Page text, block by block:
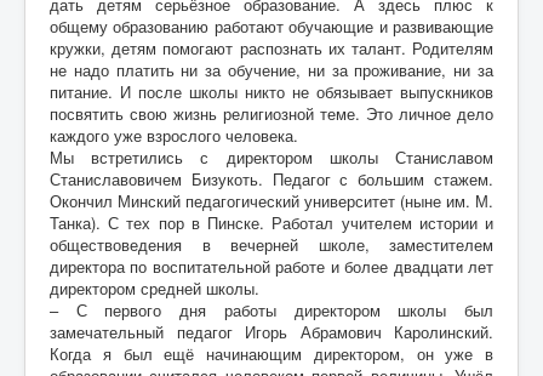
общему образованию работают обучающие и развивающие
кружки, детям помогают распознать их талант. Родителям
не надо платить ни за обучение, ни за проживание, ни за
питание. И после школы никто не обязывает выпускников
посвятить свою жизнь религиозной теме. Это личное дело
каждого уже взрослого человека.
Мы встретились с директором школы Станиславом
Станиславовичем Бизукоть. Педагог с большим стажем.
Окончил Минский педагогический университет (ныне им. М.
Танка). С тех пор в Пинске. Работал учителем истории и
обществоведения в вечерней школе, заместителем
директора по воспитательной работе и более двадцати лет
директором средней школы.
– С первого дня работы директором школы был
замечательный педагог Игорь Абрамович Каролинский.
Когда я был ещё начинающим директором, он уже в